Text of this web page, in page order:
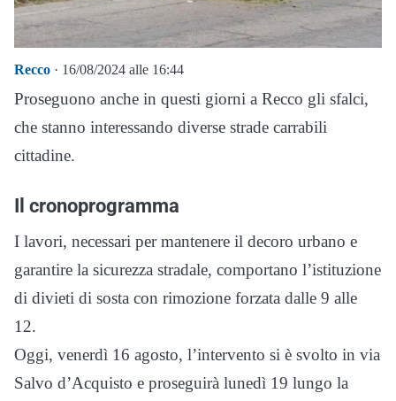
Recco · 16/08/2024 alle 16:44
Proseguono anche in questi giorni a Recco gli sfalci,
che stanno interessando diverse strade carrabili
cittadine.
Il cronoprogramma
I lavori, necessari per mantenere il decoro urbano e
garantire la sicurezza stradale, comportano l’istituzione
di divieti di sosta con rimozione forzata dalle 9 alle
12.
Oggi, venerdì 16 agosto, l’intervento si è svolto in via
Salvo d’Acquisto e proseguirà lunedì 19 lungo la